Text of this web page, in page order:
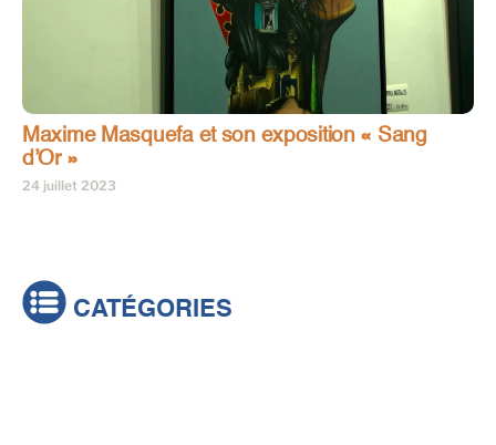
Maxime Masquefa et son exposition « Sang
d’Or »
24 juillet 2023
CATÉGORIES